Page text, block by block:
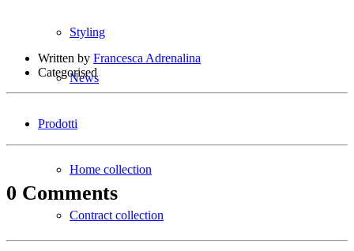
Styling
News
Prodotti
Home collection
Contract collection
Written by Francesca Adrenalina
Categorised
0 Comments